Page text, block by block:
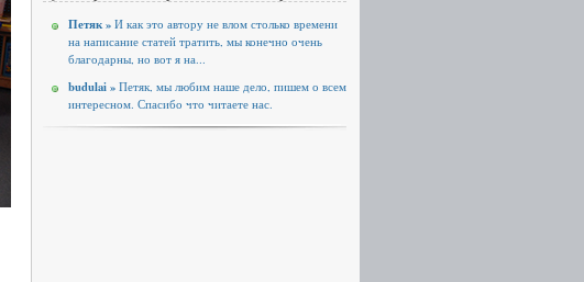
Петяк » И как это автору не влом столько времени
на написание статей тратить, мы конечно очень
благодарны, но вот я на...
budulai » Петяк, мы любим наше дело, пишем о всем
интересном. Спасибо что читаете нас.